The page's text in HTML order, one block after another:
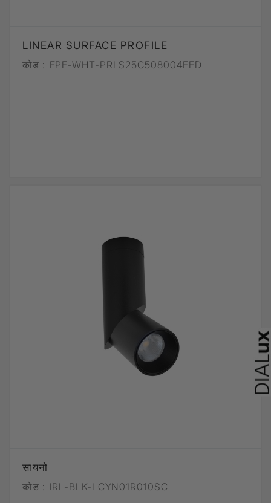
LINEAR SURFACE PROFILE
कोड : FPF-WHT-PRLS25C508004FED
सायनो
कोड : IRL-BLK-LCYN01R010SC